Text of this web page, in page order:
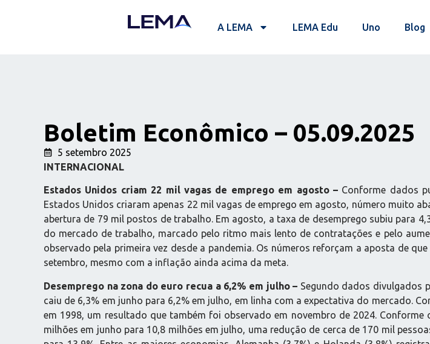
A LEMA LEMA Edu Uno Blog
Boletim Econômico – 05.09.2025
5 setembro 2025
INTERNACIONAL
Estados Unidos criam 22 mil vagas de emprego em agosto – Conforme dados
Estados Unidos criaram apenas 22 mil vagas de emprego em agosto, número muito
abertura de 79 mil postos de trabalho. Em agosto, a taxa de desemprego subiu para
do mercado de trabalho, marcado pelo ritmo mais lento de contratações e pelo
observado pela primeira vez desde a pandemia. Os números reforçam a aposta de
setembro, mesmo com a inflação ainda acima da meta.
Desemprego na zona do euro recua a 6,2% em julho – Segundo dados divulgados
caiu de 6,3% em junho para 6,2% em julho, em linha com a expectativa do mercado.
em 1998, um resultado que também foi observado em novembro de 2024.
milhões em junho para 10,8 milhões em julho, uma redução de cerca de 170 mil